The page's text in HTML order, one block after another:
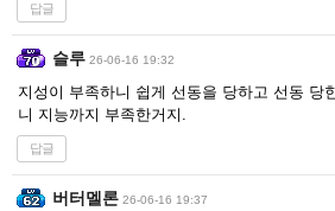
답글
슬루 26-06-16 19:32
지성이 부족하니 쉽게 선동을 당하고 선동 당
니 지능까지 부족한거지.
답글
버터멜론 26-06-16 19:37